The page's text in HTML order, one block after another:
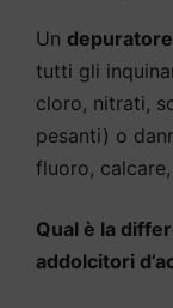
Un
tutti gli
cloro, nitrati,
pesanti) o
fluoro,
Qual è la
addolcitori